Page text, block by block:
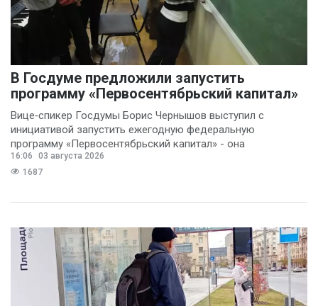
В Госдуме предложили запустить
программу «Первосентябрьский капитал»
Вице‑спикер Госдумы Борис Чернышов выступил с
инициативой запустить ежегодную федеральную
программу «Первосентябрьский капитал» - она
предполагает
16:06
03 августа 2026
1687